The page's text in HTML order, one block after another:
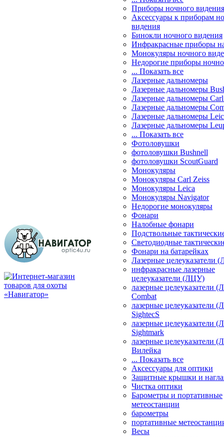
Приборы ночного видения
Аксессуары к приборам
видения
Бинокли ночного видения
Инфракрасные приборы
Монокуляры ночного
Недорогие приборы
... Показать все
Лазерные дальномеры
Лазерные дальномеры
Лазерные дальномеры
Лазерные дальномеры
Лазерные дальномеры
Лазерные дальномеры
... Показать все
Фотоловушки
фотоловушки Bushnell
фотоловушки ScoutGuard
Монокуляры
Монокуляры Carl Zeiss
Монокуляры Leica
Монокуляры Navigator
Недорогие монокуляры
Фонари
Налобные фонари
Подствольные
Светодиодные
Фонари на батарейках
Лазерные целеуказатели
инфракрасные лазерные
целеуказатели (ЛЦУ)
лазерные целеуказатели
Combat
лазерные целеуказатели
SightecS
лазерные целеуказатели
Sightmark
лазерные целеуказатели
Вилейка
... Показать все
Аксессуары для оптики
Защитные крышки и
Чистка оптики
Барометры и портативные
метеостанции
барометры
портативные
Весы